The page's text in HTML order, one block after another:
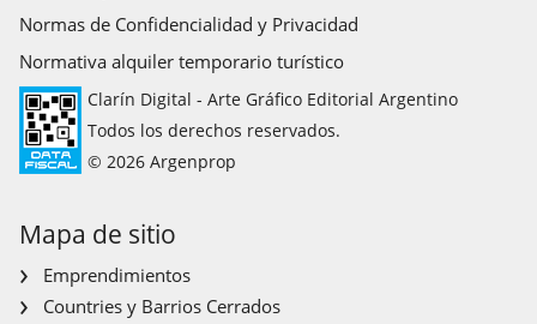
Normas de Confidencialidad y Privacidad
Normativa alquiler temporario turístico
Clarín Digital - Arte Gráfico Editorial Argentino
Todos los derechos reservados.
© 2026 Argenprop
Mapa de sitio
Emprendimientos
Countries y Barrios Cerrados